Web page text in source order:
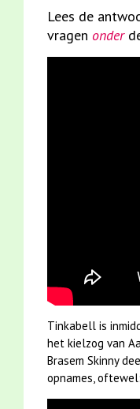
Lees de
vragen onder
Tinkabell is
het kielzog van
Brasem Skinny
opnames,